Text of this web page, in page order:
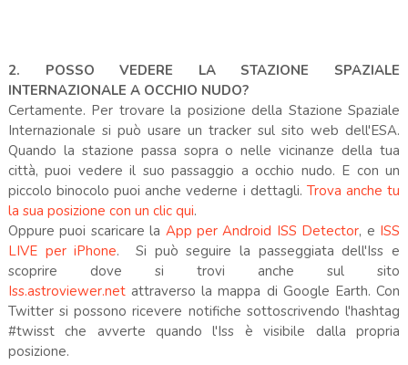
2. POSSO VEDERE LA STAZIONE SPAZIALE
INTERNAZIONALE A OCCHIO NUDO?
Certamente. Per trovare la posizione della Stazione Spaziale
Internazionale si può usare un tracker sul sito web dell'ESA.
Quando la stazione passa sopra o nelle vicinanze della tua
città, puoi vedere il suo passaggio a occhio nudo. E con un
piccolo binocolo puoi anche vederne i dettagli. Trova anche tu
la sua posizione con un clic qui.
Oppure puoi scaricare la App per Android ISS Detector, e ISS
LIVE per iPhone.
Si può seguire la passeggiata dell'Iss e
scoprire dove si trovi anche sul sito
Iss.astroviewer.netattraverso la mappa di Google Earth. Con
Twitter si possono ricevere notifiche sottoscrivendo l'hashtag
#twisst che avverte quando l'Iss è visibile dalla propria
posizione.